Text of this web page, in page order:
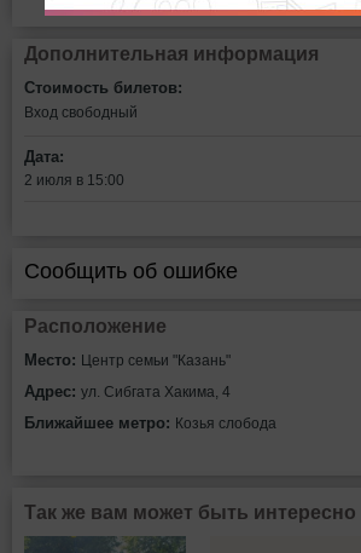
Дополнительная информация
Стоимость билетов:
Вход свободный
Дата:
2 июля в 15:00
Сообщить об ошибке
Расположение
Место: Центр семьи "Казань"
Адрес: ул. Сибгата Хакима, 4
Ближайшее метро: Козья слобода
Так же вам может быть интересно